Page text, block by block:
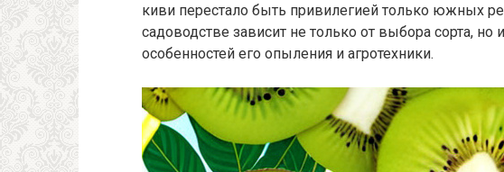
киви перестало быть привилегией только южных
садоводстве зависит не только от выбора сорта,
особенностей его опыления и агротехники.